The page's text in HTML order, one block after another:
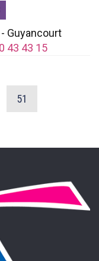
Guyancourt
43 43 15
51